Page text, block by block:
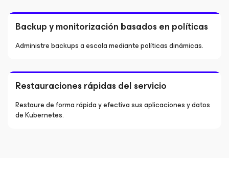
Backup y monitorización basados en políticas
Administre backups a escala mediante políticas dinámicas.
Restauraciones rápidas del servicio
Restaure de forma rápida y efectiva sus aplicaciones y datos
de Kubernetes.